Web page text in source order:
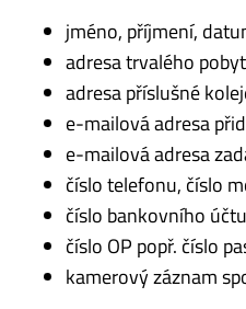
jméno, příjmení,
adresa trvalého
adresa příslušné
e-mailová adresa
e-mailová adresa
číslo telefonu, číslo
číslo bankovního
číslo OP popř. číslo
kamerový záznam